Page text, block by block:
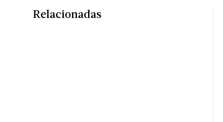
Relacionadas